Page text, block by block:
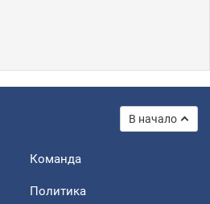
В начало
Команда
Политика